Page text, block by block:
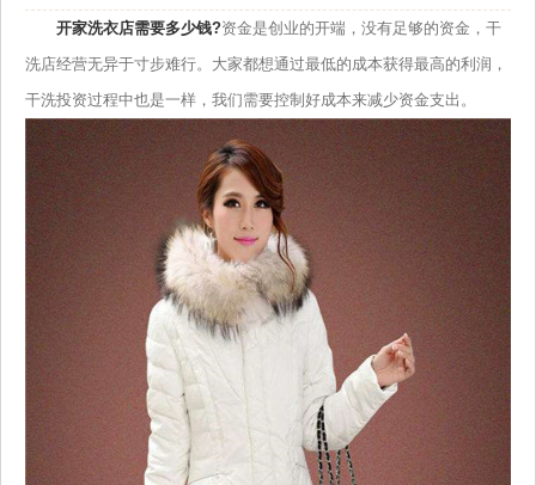
开家洗衣店需要多少钱?资金是创业的开端，没有足够的资金，干
洗店经营无异于寸步难行。大家都想通过最低的成本获得最高的利润，
干洗投资过程中也是一样，我们需要控制好成本来减少资金支出。